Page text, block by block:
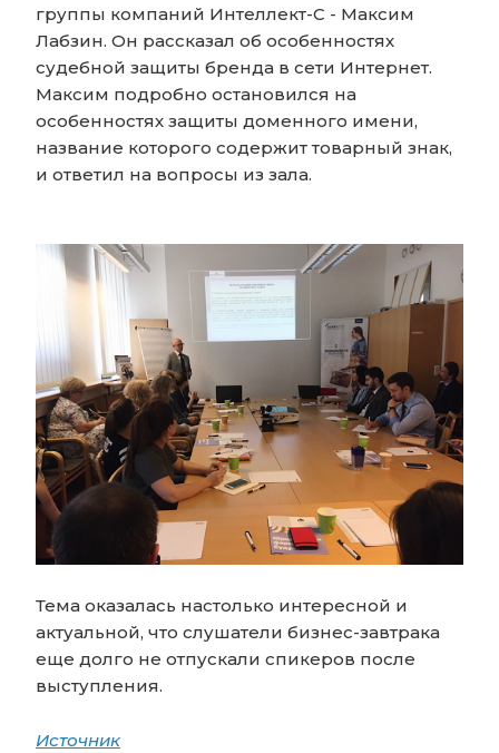
группы компаний Интеллект-С - Максим
Лабзин. Он рассказал об особенностях
судебной защиты бренда в сети Интернет.
Максим подробно остановился на
особенностях защиты доменного имени,
название которого содержит товарный знак,
и ответил на вопросы из зала.
Тема оказалась настолько интересной и
актуальной, что слушатели бизнес-завтрака
еще долго не отпускали спикеров после
выступления.
Источник